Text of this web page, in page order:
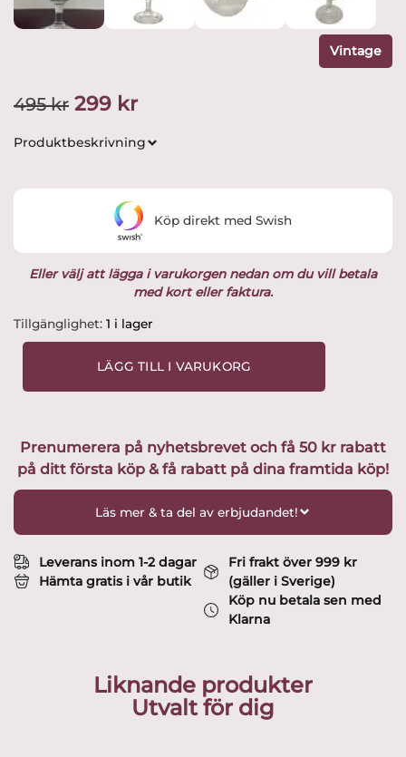
Vintage
495kr Det
ursprungliga
495 kr.
299 krDet
nuvarande
är:
299 kr.
Produktbeskrivning
Eller välj att lägga i varukorgen nedan om du vill betala
med kort eller faktura.
Tillgänglighet: 1 i lager
Skruf
Glasbruk
Bengt
Edenfalk
mängd
LÄGG TILL I VARUKORG
Köp direkt med Swish
Prenumerera på nyhetsbrevet och få 50 kr rabatt
på ditt första köp & få rabatt på dina framtida köp!
Läs mer & ta del av erbjudandet!
Leverans inom 1-2 dagar
Hämta gratis i vår butik
Fri frakt över 999 kr
(gäller i Sverige)
Köp nu betala sen med
Klarna
Liknande produkter
Utvalt för dig